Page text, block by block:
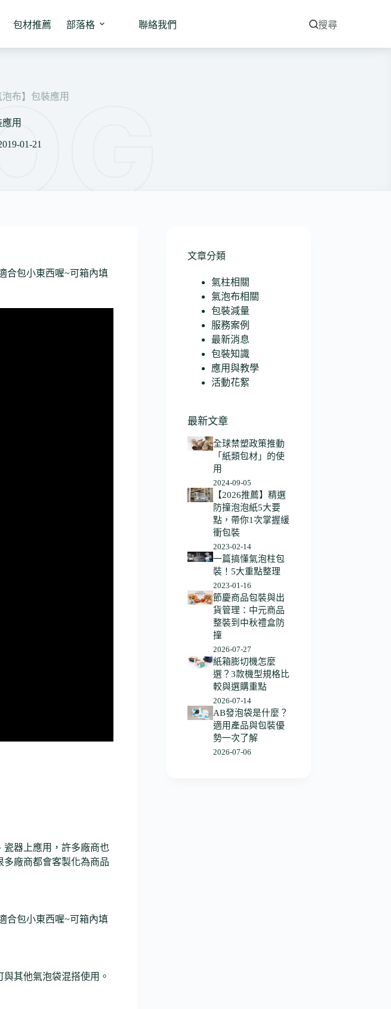
包材推薦 部落格 聯絡我們 搜尋
布】包裝應用
用
01-21
合包小東西喔~可箱內填
瓷器上應用，許多廠商也
多廠商都會客製化為商品
合包小東西喔~可箱內填
其他氣泡袋混搭使用。
文章分類
氣柱相關
氣泡布相關
包裝減量
服務案例
最新消息
包裝知識
應用與教學
活動花絮
最新文章
全球禁塑政策推動
「紙類包材」的使
用
2024-09-05
【2026推薦】精選
防撞泡泡紙5大要
點，帶你1次掌握緩
衝包裝
2023-02-14
一篇搞懂氣泡柱包
裝！5大重點整理
2023-01-16
節慶商品包裝與出
貨管理：中元商品
整裝到中秋禮盒防
撞
2026-07-27
紙箱膨切機怎麼
選？3款機型規格比
較與選購重點
2026-07-14
AB發泡袋是什麼？
適用產品與包裝優
勢一次了解
2026-07-06